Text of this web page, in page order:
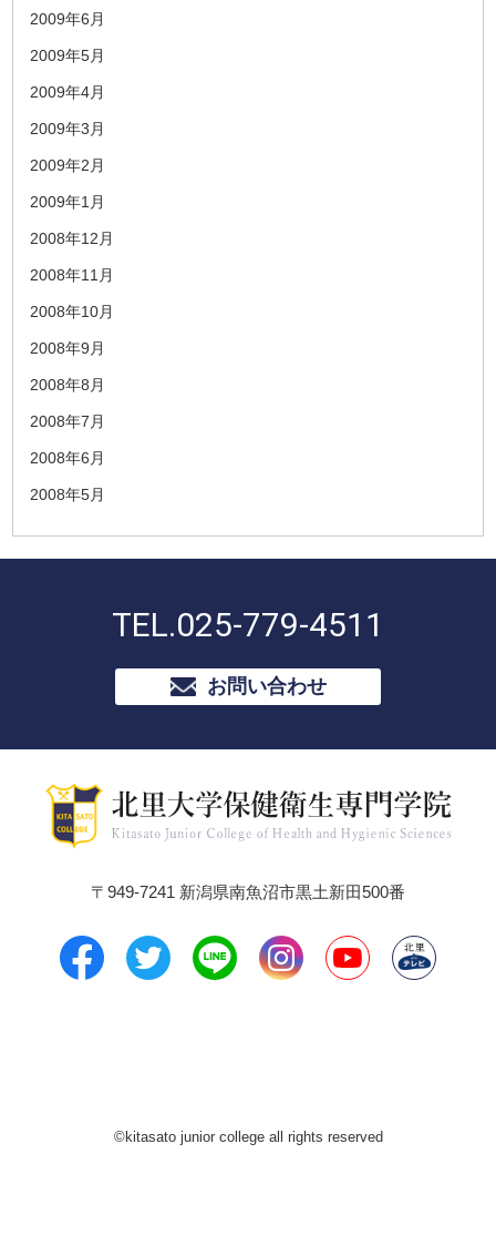
2009年6月
2009年5月
2009年4月
2009年3月
2009年2月
2009年1月
2008年12月
2008年11月
2008年10月
2008年9月
2008年8月
2008年7月
2008年6月
2008年5月
TEL.025-779-4511
お問い合わせ
〒949-7241 新潟県南魚沼市黒土新田500番
©kitasato junior college all rights reserved